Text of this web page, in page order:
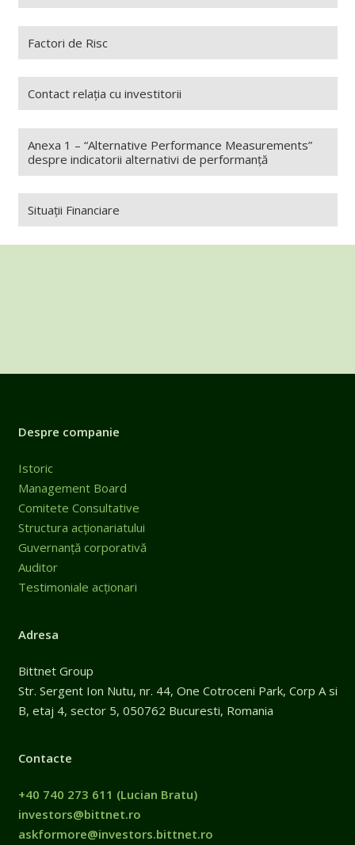
Factori de Risc
Contact relația cu investitorii
Anexa 1 – “Alternative Performance Measurements”
despre indicatorii alternativi de performanță
Situații Financiare
Despre companie
Istoric
Management Board
Comitete Consultative
Structura acționariatului
Guvernanță corporativă
Auditor
Testimoniale acționari
Adresa
Bittnet Group
Str. Sergent Ion Nutu, nr. 44, One Cotroceni Park, Corp A si
B, etaj 4, sector 5, 050762 Bucuresti, Romania
Contacte
+40 740 273 611 (Lucian Bratu)
investors@bittnet.ro
askformore@investors.bittnet.ro